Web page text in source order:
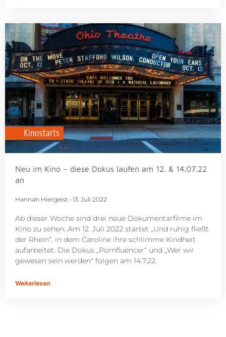
Neu im Kino – diese Dokus laufen am 12. & 14.07.22
an
Hannah Hiergeist 13. Juli 2022
Ab dieser Woche sind drei neue Dokumentarfilme im
Kino zu sehen. Am 12. Juli 2022 startet „Und ruhig fließt
der Rhein“, in dem Caroline ihre schlimme Kindheit
aufarbeitet. Die Dokus „Pornfluencer“ und „Wer wir
gewesen sein werden“ folgen am 14.7.22.
Weiterlesen